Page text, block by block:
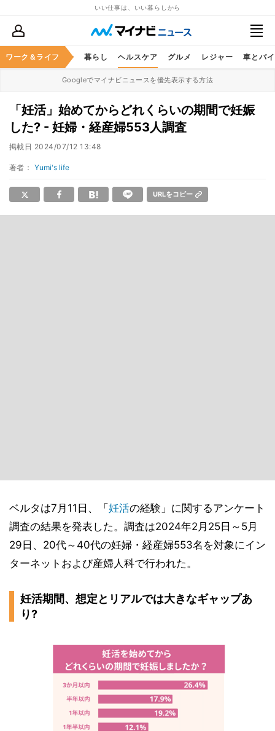
いい仕事は、いい暮らしから
ワーク＆ライフ
ススキル マネー 暮らし ヘルスケア グルメ レジャー 車とバ
Googleでマイナビニュースを優先表示する方法
「妊活」始めてからどれくらいの期間で妊娠
した? - 妊婦・経産婦553人調査
掲載日 2024/07/12 13:48
著者： Yumi's life
URLをコピー
ベルタは7月11日、「 妊活の経験」に関するアンケート
調査の結果を発表した。調査は2024年2月25日～5月
29日、20代～40代の妊婦・経産婦553名を対象にイン
ターネットおよび産婦人科で行われた。
妊活期間、想定とリアルでは大きなギャップあ
り?